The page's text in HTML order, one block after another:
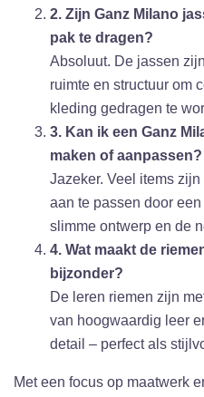
2. Zijn Ganz Milano
pak te dragen?
Absoluut. De jassen
ruimte en structuur om
kleding gedragen te
3. Kan ik een Ganz
maken of aanpassen?
Jazeker. Veel items
aan te passen door
slimme ontwerp en de
4. Wat maakt de
bijzonder?
De leren riemen zijn
van hoogwaardig leer
detail – perfect als
Met een focus op maatwerk